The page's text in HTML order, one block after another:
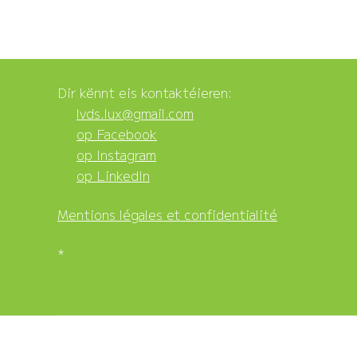
Dir kënnt eis kontaktéieren:
lvds.lux@gmail.com
op Facebook
op Instagram
op LinkedIn
Mentions légales et confidentialité
*